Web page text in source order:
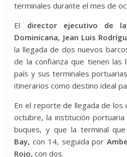
terminales durante el mes de
El director ejecutivo de
Dominicana, Jean Luis
la llegada de dos nuevos
de la confianza que tienen las
país y sus terminales
itinerarios como destino ideal
En el reporte de llegada de los
octubre, la institución
buques, y que la terminal
Bay, con 14, seguida por
Rojo, con dos.